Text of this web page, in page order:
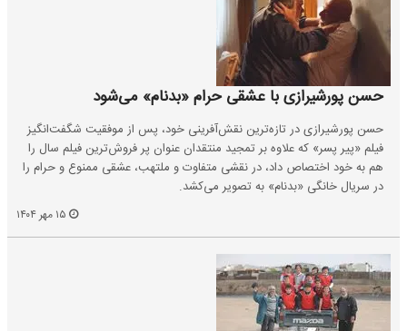
حسن پورشیرازی با عشقی حرام «بدنام» می‌شود
حسن پورشیرازی در تازه‌ترین نقش‌آفرینی خود، پس از موفقیت شگفت‌انگیز
فیلم «پیر پسر» که علاوه بر تمجید منتقدان عنوان پر فروش‌ترین فیلم سال را
هم به خود اختصاص داد، در نقشی متفاوت و ملتهب، عشقی ممنوع و حرام را
در سریال خانگی «بدنام» به تصویر می‌کشد.